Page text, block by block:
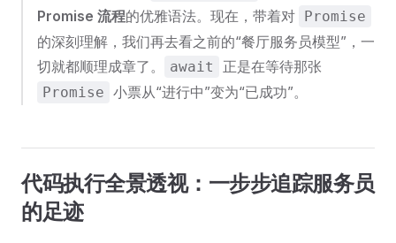
Promise 流程的优雅语法。现在，带着对 Promise
的深刻理解，我们再去看之前的“餐厅服务员模型”，一
切就都顺理成章了。
await 正是在等待那张
Promise 小票从“进行中”变为“已成功”。
代码执行全景透视：一步步追踪服务员
的足迹